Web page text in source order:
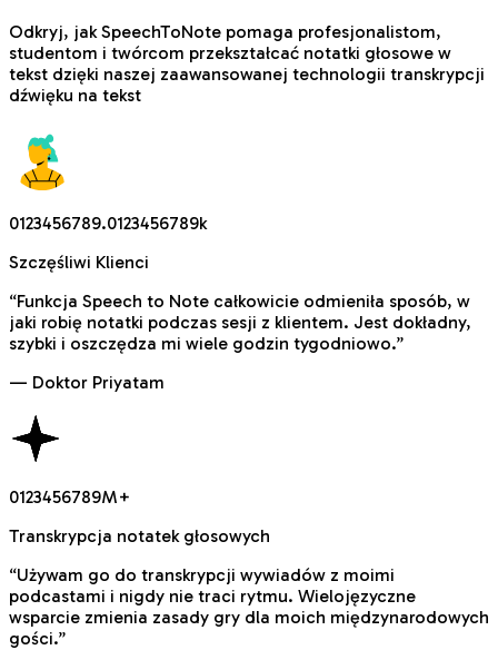
Odkryj, jak SpeechToNote pomaga profesjonalistom,
studentom i twórcom przekształcać notatki głosowe w
tekst dzięki naszej zaawansowanej technologii transkrypcji
dźwięku na tekst
0123456789.0123456789k
Szczęśliwi Klienci
“Funkcja Speech to Note całkowicie odmieniła sposób, w
jaki robię notatki podczas sesji z klientem. Jest dokładny,
szybki i oszczędza mi wiele godzin tygodniowo.”
— Doktor Priyatam
0123456789M+
Transkrypcja notatek głosowych
“Używam go do transkrypcji wywiadów z moimi
podcastami i nigdy nie traci rytmu. Wielojęzyczne
wsparcie zmienia zasady gry dla moich międzynarodowych
gości.”